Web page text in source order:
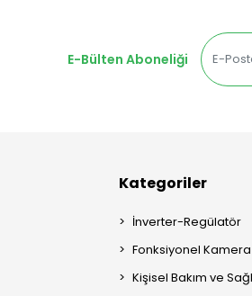
E-Bülten Aboneliği
Kategoriler
İnverter-Regülatör
Fonksiyonel
Kişisel Bakım ve